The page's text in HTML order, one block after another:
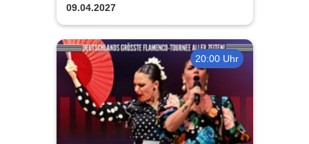
Gipfeltreffen
09.04.2027
20:00 Uhr